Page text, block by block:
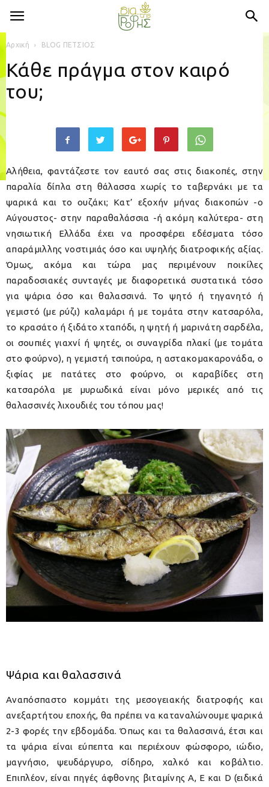
Αρχική BLOG ΠΕΤΣΙΟΣ
Κάθε πράγμα στον καιρό
του;
Αλήθεια, φαντάζεστε τον εαυτό σας στις διακοπές, στην
παραλία δίπλα στη θάλασσα χωρίς το ταβερνάκι με τα
ψαρικά και το ουζάκι; Κατ’ εξοχήν μήνας διακοπών -ο
Αύγουστος- στην παραθαλάσσια -ή ακόμη καλύτερα- στη
νησιωτική Ελλάδα έχει να προσφέρει εδέσματα τόσο
απαράμιλλης νοστιμιάς όσο και υψηλής διατροφικής αξίας.
Όμως, ακόμα και τώρα μας περιμένουν ποικίλες
παραδοσιακές συνταγές με διαφορετικά συστατικά τόσο
για ψάρια όσο και θαλασσινά. Το ψητό ή τηγανητό ή
γεμιστό (με ρύζι) καλαμάρι ή με τομάτα στην κατσαρόλα,
το κρασάτο ή ξιδάτο χταπόδι, η ψητή ή μαρινάτη σαρδέλα,
οι σουπιές γιαχνί ή ψητές, οι συναγρίδα πλακί (με τομάτα
στο φούρνο), η γεμιστή τσιπούρα, η αστακομακαρονάδα, ο
ξιφίας με πατάτες στο φούρνο, οι καραβίδες στη
κατσαρόλα με μυρωδικά είναι μόνο μερικές από τις
θαλασσινές λιχουδιές του τόπου μας!
Ψάρια και θαλασσινά
Αναπόσπαστο κομμάτι της μεσογειακής διατροφής και
ανεξαρτήτου εποχής, θα πρέπει να καταναλώνουμε ψαρικά
2-3 φορές την εβδομάδα. Όπως και τα θαλασσινά, έτσι και
τα ψάρια είναι εύπεπτα και περιέχουν φώσφορο, ιώδιο,
μαγνήσιο, ψευδάργυρο, σίδηρο, χαλκό και κοβάλτιο.
Επιπλέον, είναι πηγές άφθονης βιταμίνης Α, Ε και D (ειδικά